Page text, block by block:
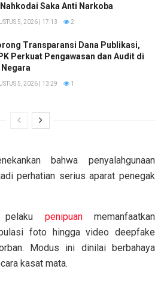
Saka Anti Narkoba
5, 2026 | 17:13 2
Transparansi Dana Publikasi,
Perkuat Pengawasan dan Audit di
Negara
5, 2026 | 13:29 1
bahwa penyalahgunaan
perhatian serius aparat penegak
pelaku penipuanmemanfaatkan
foto hingga video deepfake
Modus ini dinilai berbahaya
kasat mata.